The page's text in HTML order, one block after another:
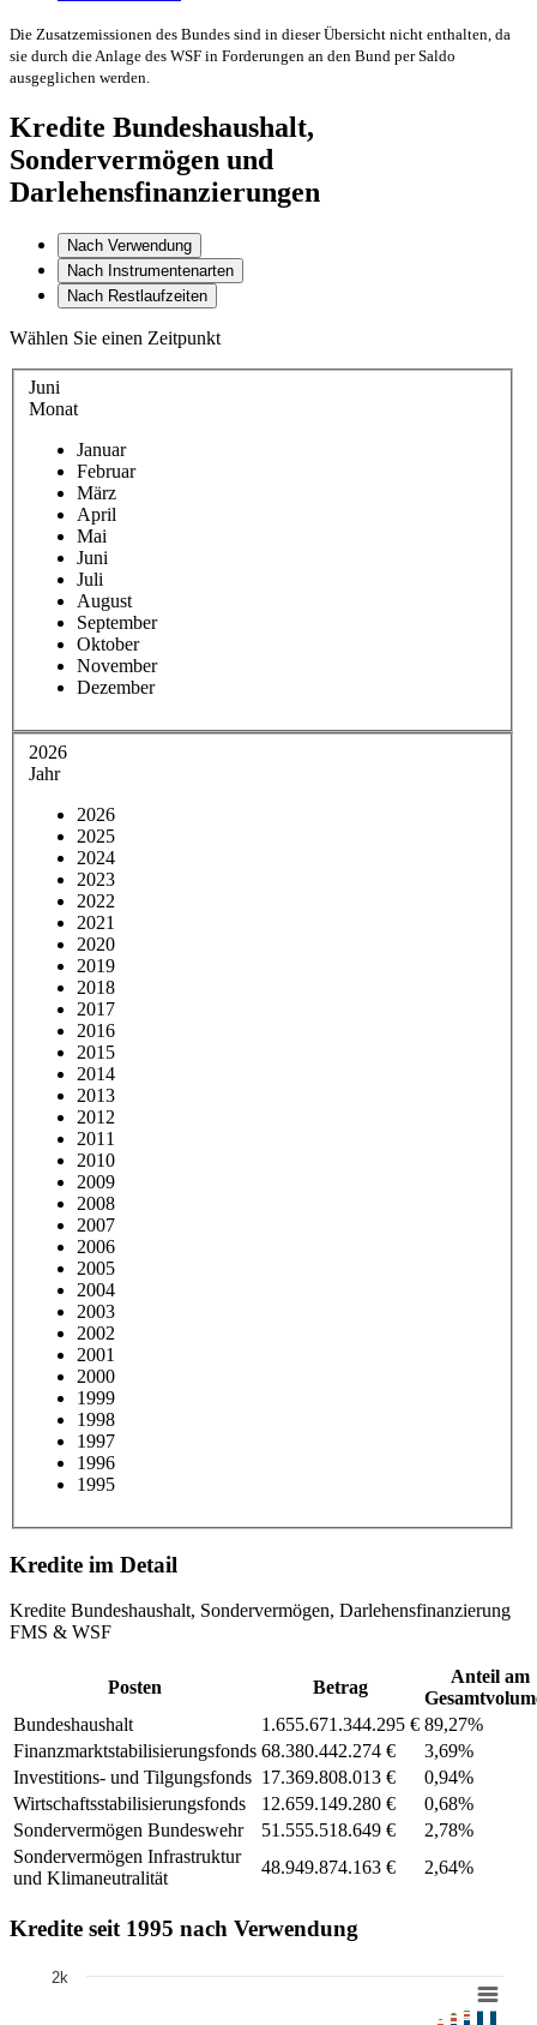
Die Zusatzemissionen des Bundes sind in dieser Übersicht nicht enthalten, da
sie durch die Anlage des WSF in Forderungen an den Bund per Saldo
ausgeglichen werden.
Kredite Bundeshaushalt,
Sondervermögen und
Darlehensfinanzierungen
Nach Verwendung
Nach Instrumentenarten
Nach Restlaufzeiten
Wählen Sie einen Zeitpunkt
Juni
Monat
Januar
Februar
März
April
Mai
Juni
Juli
August
September
Oktober
November
Dezember
2026
Jahr
2026
2025
2024
2023
2022
2021
2020
2019
2018
2017
2016
2015
2014
2013
2012
2011
2010
2009
2008
2007
2006
2005
2004
2003
2002
2001
2000
1999
1998
1997
1996
1995
Sondervermögen,
Darlehensfinanzierung FMS & WSF
Kredite im Detail
Kredite Bundeshaushalt, Sondervermögen, Darlehensfinanzierung
FMS & WSF
Posten Betrag
Anteil am
Bundeshaushalt
1.655.671.344.295 € 89,27%
Finanzmarktstabilisierungsfonds 68.380.442.274 €
3,69%
Investitions- und Tilgungsfonds 17.369.808.013 €
0,94%
Wirtschaftsstabilisierungsfonds
12.659.149.280 €
0,68%
Sondervermögen Bundeswehr
51.555.518.649 €
2,78%
Sondervermögen Infrastruktur
und Klimaneutralität
48.949.874.163 € 2,64%
Kredite seit 1995 nach Verwendung
2k